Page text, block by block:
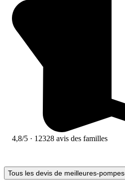
4,8/5 · 12328 avis des familles
Tous les devis de meilleures-